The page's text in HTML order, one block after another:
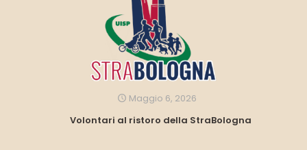
Maggio 6, 2026
Volontari al ristoro della StraBologna